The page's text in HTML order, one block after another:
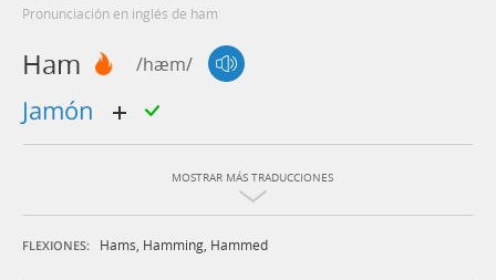
Pronunciación en inglés de ham
Ham /hæm/
jamón
MOSTRAR MÁS TRADUCCIONES
FLEXIONES: Hams, Hamming, Hammed